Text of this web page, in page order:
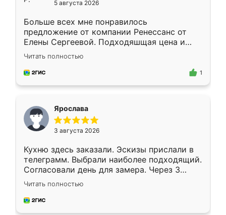
5 августа 2026
Больше всех мне понравилось
предложение от компании Ренессанс от
Елены Сергеевой. Подходяшщая цена и
короткие сроки изготовления. Приехавший
для замера сотрудник Владислав
предложил по моему эскизу самый
Читать полностью
1
Ярослава
3 августа 2026
Кухню здесь заказали. Эскизы прислали в
телеграмм. Выбрали наиболее подходящий.
Согласовали день для замера. Через 3
недели кухня была уже готова. Остались
довольны работой. Спасибо Ренессанс
мебель за качественную работу!
Читать полностью